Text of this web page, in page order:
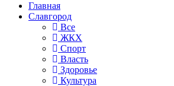
Главная
Славгород
Все
ЖКХ
Спорт
Власть
Здоровье
Культура